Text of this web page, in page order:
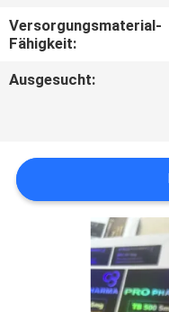
IN
VERBINDUNG
FÄLLE
SITEMAP
PRIVACY
Versorgungsmaterial-
Fähigkeit:
Ausgesucht: